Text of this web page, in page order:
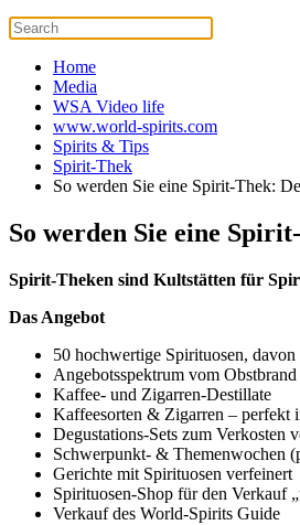
Home
Media
WSA Video life
www.world-spirits.com
Spirits & Tips
Spirit-Thek
So werden Sie eine Spirit-Thek:
So werden Sie eine
Spirit-Theken sind Kultstätten für
Das Angebot
50 hochwertige Spirituosen,
Angebotsspektrum vom
Kaffee- und Zigarren-Destillate
Kaffeesorten & Zigarren – perfekt
Degustations-Sets zum Verkosten
Schwerpunkt- & Themenwochen
Gerichte mit Spirituosen verfeinert
Spirituosen-Shop für den Verkauf
Verkauf des World-Spirits Guide